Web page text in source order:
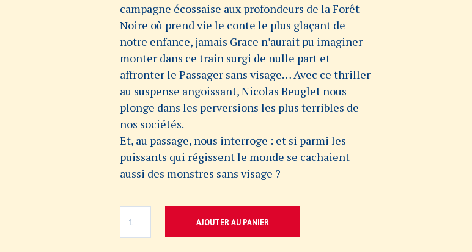
campagne écossaise aux profondeurs de la Forêt-
Noire où prend vie le conte le plus glaçant de
notre enfance, jamais Grace n’aurait pu imaginer
monter dans ce train surgi de nulle part et
affronter le Passager sans visage… Avec ce thriller
au suspense angoissant, Nicolas Beuglet nous
plonge dans les perversions les plus terribles de
nos sociétés.
Et, au passage, nous interroge : et si parmi les
puissants qui régissent le monde se cachaient
aussi des monstres sans visage ?
AJOUTER AU PANIER